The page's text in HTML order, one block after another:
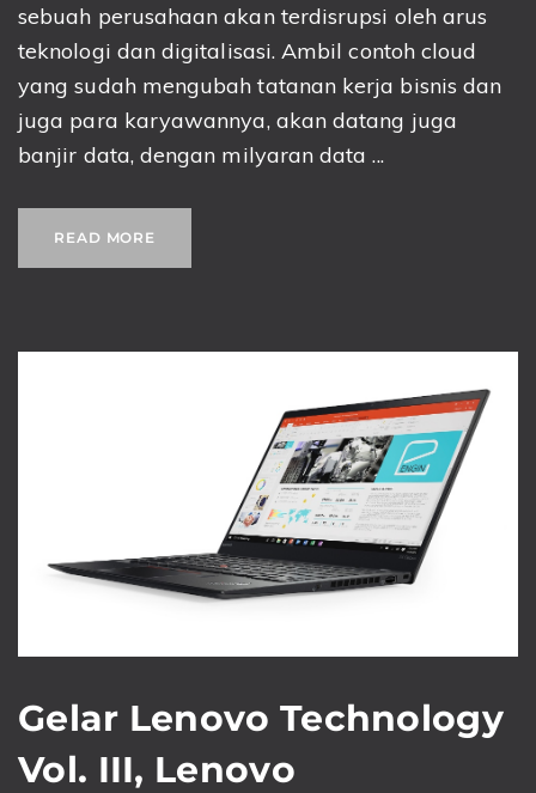
sebuah perusahaan akan terdisrupsi oleh arus
teknologi dan digitalisasi. Ambil contoh cloud
yang sudah mengubah tatanan kerja bisnis dan
juga para karyawannya, akan datang juga
banjir data, dengan milyaran data ...
READ MORE
Gelar Lenovo Technology
Vol. III, Lenovo